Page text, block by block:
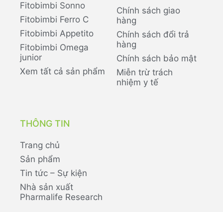
Fitobimbi Sonno
Fitobimbi Ferro C
Fitobimbi Appetito
Fitobimbi Omega
junior
Xem tất cả sản phẩm
Chính sách giao
hàng
Chính sách đổi trả
hàng
Chính sách bảo mật
Miễn trừ trách
nhiệm y tế
THÔNG TIN
Trang chủ
Sản phẩm
Tin tức – Sự kiện
Nhà sản xuất
Pharmalife Research